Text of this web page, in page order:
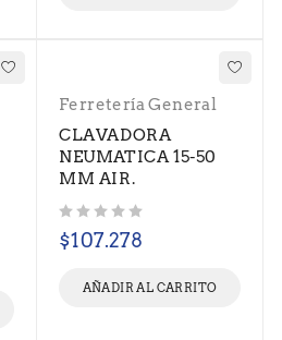
Ferretería General
CLAVADORA
NEUMATICA 15-50
MM AIR.
$107.278
AÑADIR AL CARRITO